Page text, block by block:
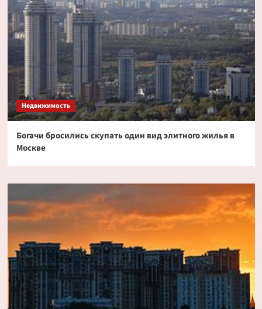
Недвижимость
Богачи бросились скупать один вид элитного жилья в
Москве